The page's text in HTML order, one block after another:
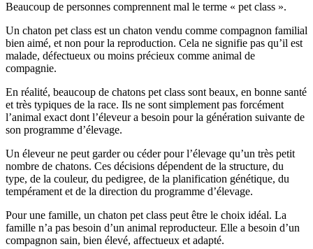
Beaucoup de personnes comprennent mal le terme « pet class ».
Un chaton pet class est un chaton vendu comme compagnon familial
bien aimé, et non pour la reproduction. Cela ne signifie pas qu’il est
malade, défectueux ou moins précieux comme animal de
compagnie.
En réalité, beaucoup de chatons pet class sont beaux, en bonne santé
et très typiques de la race. Ils ne sont simplement pas forcément
l’animal exact dont l’éleveur a besoin pour la génération suivante de
son programme d’élevage.
Un éleveur ne peut garder ou céder pour l’élevage qu’un très petit
nombre de chatons. Ces décisions dépendent de la structure, du
type, de la couleur, du pedigree, de la planification génétique, du
tempérament et de la direction du programme d’élevage.
Pour une famille, un chaton pet class peut être le choix idéal. La
famille n’a pas besoin d’un animal reproducteur. Elle a besoin d’un
compagnon sain, bien élevé, affectueux et adapté.